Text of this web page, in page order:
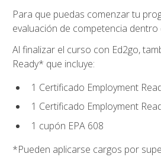
Para que puedas comenzar tu
evaluación de competencia
Al finalizar el curso con Ed2go,
Ready* que incluye:
1 Certificado Employment
1 Certificado Employment
1 cupón EPA 608
*Pueden aplicarse cargos por